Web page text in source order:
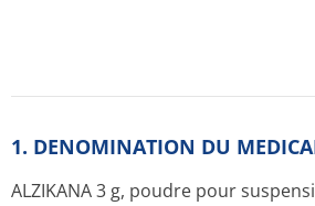
1. DENOMINATION DU
ALZIKANA 3 g, poudre pour